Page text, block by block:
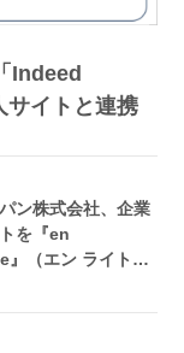
Indeed
サイトと連携
ン株式会社、企業
を『en
（エン ライトハ